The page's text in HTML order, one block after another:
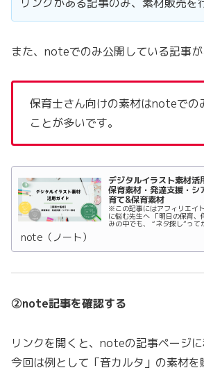
また、noteでのみ公開している記事が
保育士さん向けの素材はnoteでの
ことが多いです。
デジタルイラスト素材活
保育素材・発達支援・シ
育て&保育素材
※この記事にはアフィリエイ
に悩む先生へ 「明日の保育
みの中でも、 “ネタ探し”っ
note（ノート）
②note記事を確認する
リンクを開くと、noteの記事ページに
今回は例として「音カルタ」の素材を